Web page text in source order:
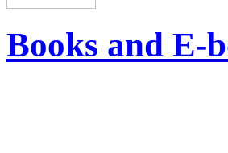
Books and E-